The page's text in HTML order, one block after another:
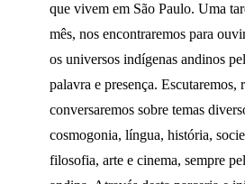
que vivem em São Paulo. Uma
mês, nos encontraremos para
os universos indígenas andinos
palavra e presença. Escutaremos,
conversaremos sobre temas
cosmogonia, língua, história,
filosofia, arte e cinema, sempre